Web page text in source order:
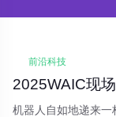
前沿科技
机器人自如地递来